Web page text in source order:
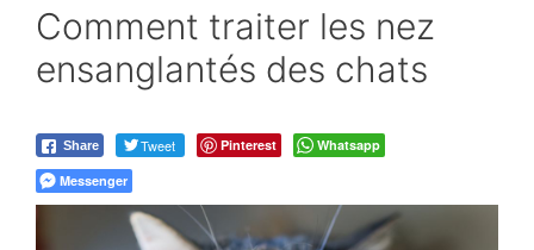
Comment traiter les nez
ensanglantés des chats
Share Tweet Pinterest
Whatsapp
Messenger